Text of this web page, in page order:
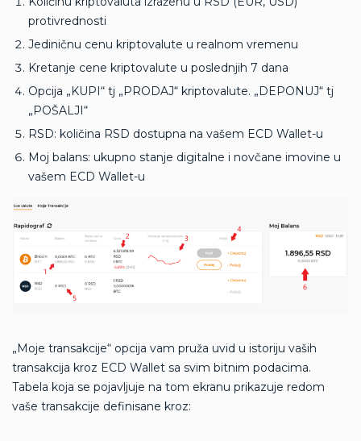
protivrednosti
Jediničnu cenu kriptovalute u realnom vremenu
Kretanje cene kriptovalute u poslednjih 7 dana
Opcija „KUPI“ tj „PRODAJ“ kriptovalute. „DEPONUJ“ tj
„POŠALJI“
RSD: količina RSD dostupna na vašem ECD Wallet-u
Moj balans: ukupno stanje digitalne i novčane imovine u
vašem ECD Wallet-u
„Moje transakcije“ opcija vam pruža uvid u istoriju vaših
transakcija kroz ECD Wallet sa svim bitnim podacima.
Tabela koja se pojavljuje na tom ekranu prikazuje redom
vaše transakcije definisane kroz: